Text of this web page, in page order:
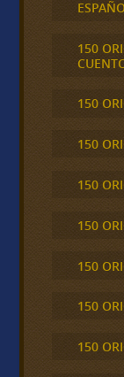
150
150
150
150
150
150
150
150